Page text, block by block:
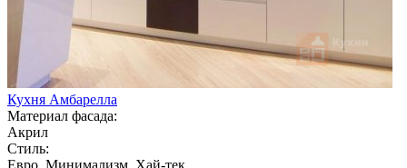
Кухня Амбарелла
Материал фасада:
Акрил
Стиль:
Евро, Минимализм, Хай-тек